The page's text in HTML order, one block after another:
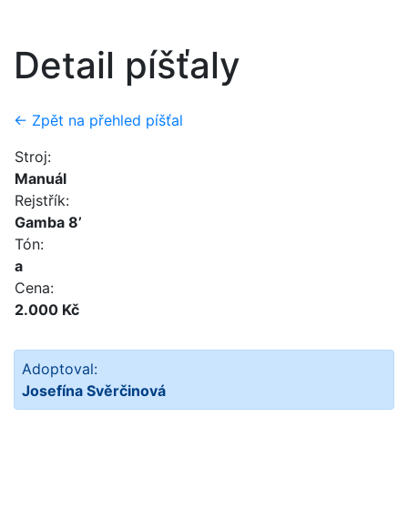
Detail píšťaly
← Zpět na přehled píšťal
Stroj:
Manuál
Rejstřík:
Gamba 8’
Tón:
a
Cena:
2.000 Kč
Adoptoval:
Josefína Svěrčinová